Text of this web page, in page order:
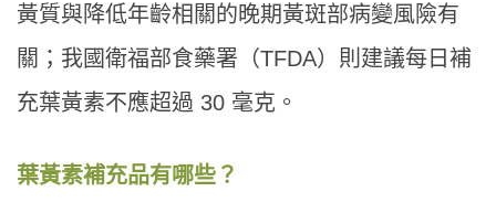
黃質與降低年齡相關的晚期黃斑部病變風險有
關；我國衛福部食藥署（TFDA）則建議每日補
充葉黃素不應超過 30 毫克。
葉黃素補充品有哪些？